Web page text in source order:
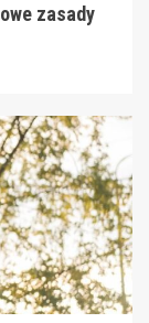
zasady